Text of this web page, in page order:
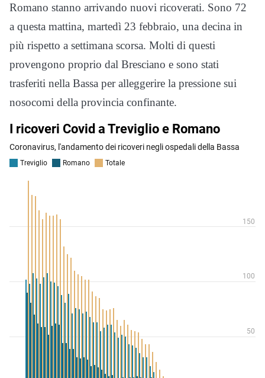
Romano stanno arrivando nuovi ricoverati. Sono 72
a questa mattina, martedì 23 febbraio, una decina in
più rispetto a settimana scorsa. Molti di questi
provengono proprio dal Bresciano e sono stati
trasferiti nella Bassa per alleggerire la pressione sui
nosocomi della provincia confinante.